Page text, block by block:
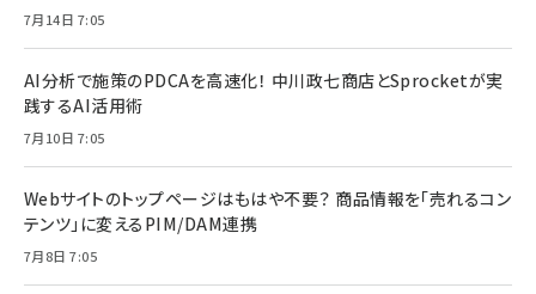
7月14日 7:05
AI分析で施策のPDCAを高速化！ 中川政七商店とSprocketが実
践するAI活用術
7月10日 7:05
Webサイトのトップページはもはや不要？ 商品情報を「売れるコン
テンツ」に変えるPIM/DAM連携
7月8日 7:05